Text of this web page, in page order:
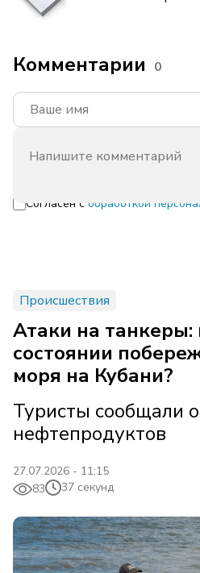
Комментарии 0
Согласен с обработкой
Происшествия
Атаки на танкеры:
состоянии
моря на Кубани?
Туристы сообщали
нефтепродуктов
27.07.2026 - 11:15
83
37 секунд